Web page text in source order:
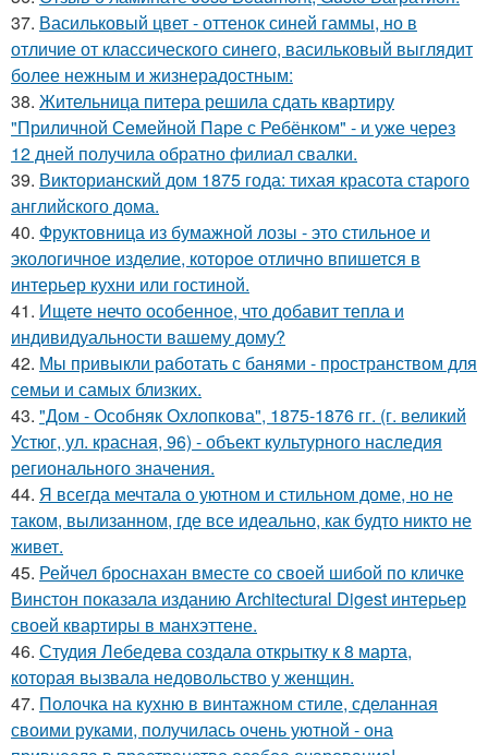
37. Васильковый цвет - оттенок синей гаммы, но в
отличие от классического синего, васильковый выглядит
более нежным и жизнерадостным:
38. Жительница питера решила сдать квартиру
"Приличной Семейной Паре с Ребёнком" - и уже через
12 дней получила обратно филиал свалки.
39. Викторианский дом 1875 года: тихая красота старого
английского дома.
40. Фруктовница из бумажной лозы - это стильное и
экологичное изделие, которое отлично впишется в
интерьер кухни или гостиной.
41. Ищете нечто особенное, что добавит тепла и
индивидуальности вашему дому?
42. Мы привыкли работать с банями - пространством для
семьи и самых близких.
43. "Дом - Особняк Охлопкова", 1875-1876 гг. (г. великий
Устюг, ул. красная, 96) - объект культурного наследия
регионального значения.
44. Я всегда мечтала о уютном и стильном доме, но не
таком, вылизанном, где все идеально, как будто никто не
живет.
45. Рейчел броснахан вместе со своей шибой по кличке
Винстон показала изданию Architectural Digest интерьер
своей квартиры в манхэттене.
46. Студия Лебедева создала открытку к 8 марта,
которая вызвала недовольство у женщин.
47. Полочка на кухню в винтажном стиле, сделанная
своими руками, получилась очень уютной - она